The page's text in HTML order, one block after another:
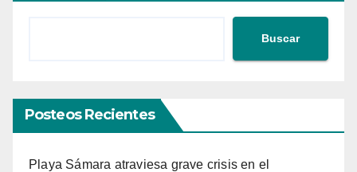
Buscar
Posteos Recientes
Playa Sámara atraviesa grave crisis en el